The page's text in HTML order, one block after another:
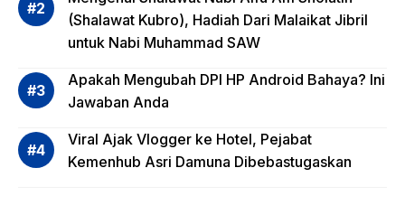
Reksa
Saja?
(Shalawat Kubro), Hadiah Dari Malaikat Jibril
untuk Nabi Muhammad SAW
Apakah Mengubah DPI HP Android Bahaya? Ini
Jawaban Anda
Viral Ajak Vlogger ke Hotel, Pejabat
Kemenhub Asri Damuna Dibebastugaskan